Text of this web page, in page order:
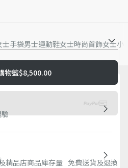
物籃$8,500.00
精品店商品庫存量 免費送貨及退換
士手袋男士運動鞋女士時尚首飾女士小